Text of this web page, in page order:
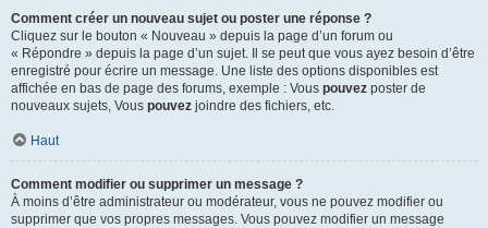
Comment créer un nouveau sujet ou poster une réponse ?
Cliquez sur le bouton « Nouveau » depuis la page d’un forum ou
« Répondre » depuis la page d’un sujet. Il se peut que vous ayez besoin d’être
enregistré pour écrire un message. Une liste des options disponibles est
affichée en bas de page des forums, exemple : Vous pouvez poster de
nouveaux sujets, Vous pouvez joindre des fichiers, etc.
Haut
Comment modifier ou supprimer un message ?
À moins d’être administrateur ou modérateur, vous ne pouvez modifier ou
supprimer que vos propres messages. Vous pouvez modifier un message